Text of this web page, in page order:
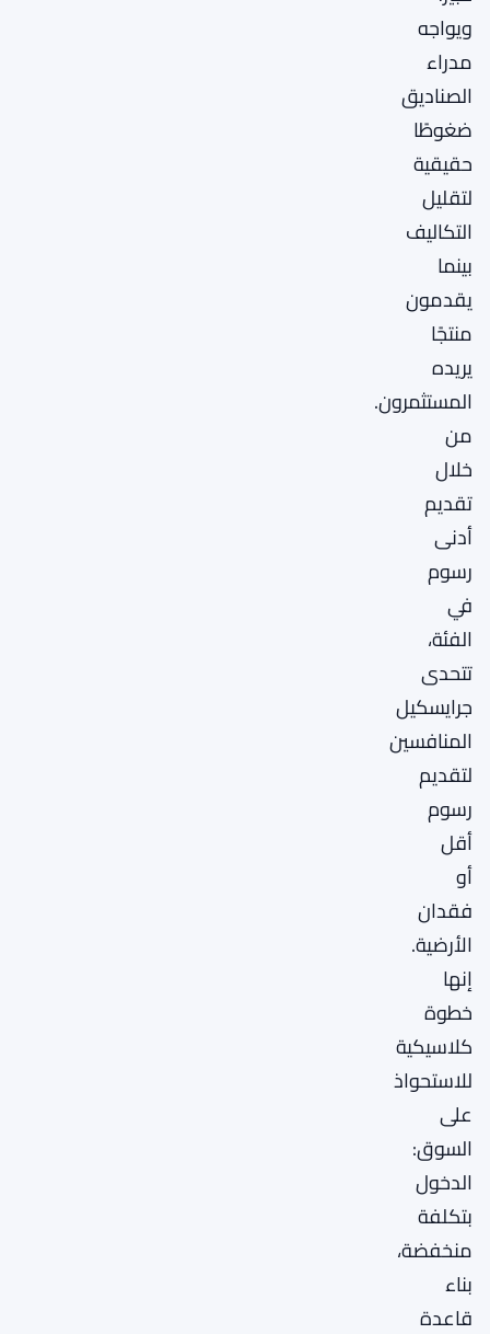
ويواجه
مدراء
الصناديق
ضغوطًا
حقيقية
لتقليل
التكاليف
بينما
يقدمون
منتجًا
يريده
المستثمرون.
من
خلال
تقديم
أدنى
رسوم
في
الفئة،
تتحدى
جرايسكيل
المنافسين
لتقديم
رسوم
أقل
أو
فقدان
الأرضية.
إنها
خطوة
كلاسيكية
للاستحواذ
على
السوق:
الدخول
بتكلفة
منخفضة،
بناء
قاعدة